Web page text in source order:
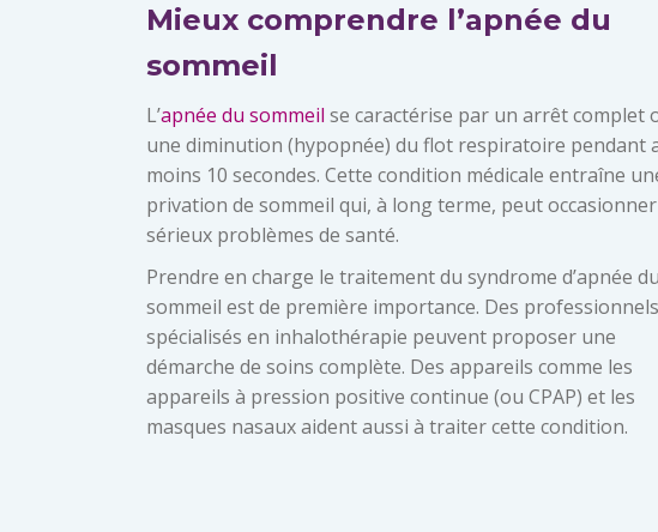
Mieux comprendre l’apnée du
sommeil
L’apnée du sommeil se caractérise par un arrêt complet
une diminution (hypopnée) du flot respiratoire pendant
moins 10 secondes. Cette condition médicale entraîne
privation de sommeil qui, à long terme, peut
sérieux problèmes de santé.
Prendre en charge le traitement du syndrome d’apnée du
sommeil est de première importance. Des professionnels
spécialisés en inhalothérapie peuvent proposer une
démarche de soins complète. Des appareils comme les
appareils à pression positive continue (ou CPAP) et les
masques nasaux aident aussi à traiter cette condition.